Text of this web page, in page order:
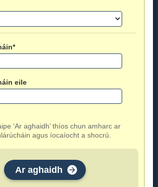
eile
‘Ar aghaidh’ thíos chun amharc ar
agus íocaíocht a shocrú.
Ar aghaidh